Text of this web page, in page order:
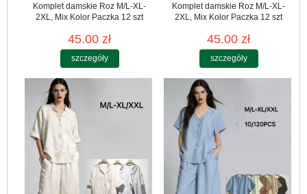
Komplet damskie Roz M/L-XL-
2XL, Mix Kolor Paczka 12 szt
45.00 zł
szczegóły
Komplet damskie Roz M/L-XL-
2XL, Mix Kolor Paczka 12 szt
45.00 zł
szczegóły